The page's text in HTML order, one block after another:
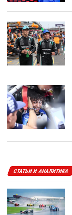
СТАТЬИ И АНАЛИТИКА